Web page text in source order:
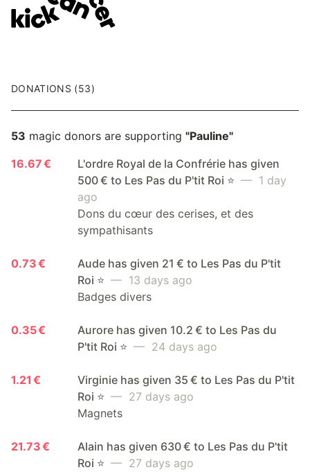
DONATIONS (53)
53 magic donors are supporting "Pauline"
16.67 €
L'ordre Royal de la Confrérie has given
500 € to Les Pas du P'tit Roi ⭐️ — 1 day
ago
Dons du cœur des cerises, et des
sympathisants
0.73 €
Aude has given 21 € to Les Pas du P'tit
Roi ⭐️ — 13 days ago
Badges divers
0.35 €
Aurore has given 10.2 € to Les Pas du
P'tit Roi ⭐️ — 24 days ago
1.21 €
Virginie has given 35 € to Les Pas du P'tit
Roi ⭐️ — 27 days ago
Magnets
21.73 €
Alain has given 630 € to Les Pas du P'tit
Roi ⭐️ — 27 days ago